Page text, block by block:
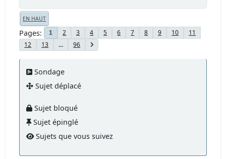
EN HAUT
Pages 1 2 3 4 5 6 7 8 9 10
11
12
13 ... 96
Sondage
Sujet déplacé
Sujet bloqué
Sujet épinglé
Sujets que vous suivez